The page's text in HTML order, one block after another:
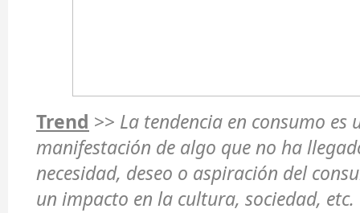
Trend >> La tendencia en consumo es
manifestación de algo que no ha
necesidad, deseo o aspiración del
un impacto en la cultura, sociedad, etc.